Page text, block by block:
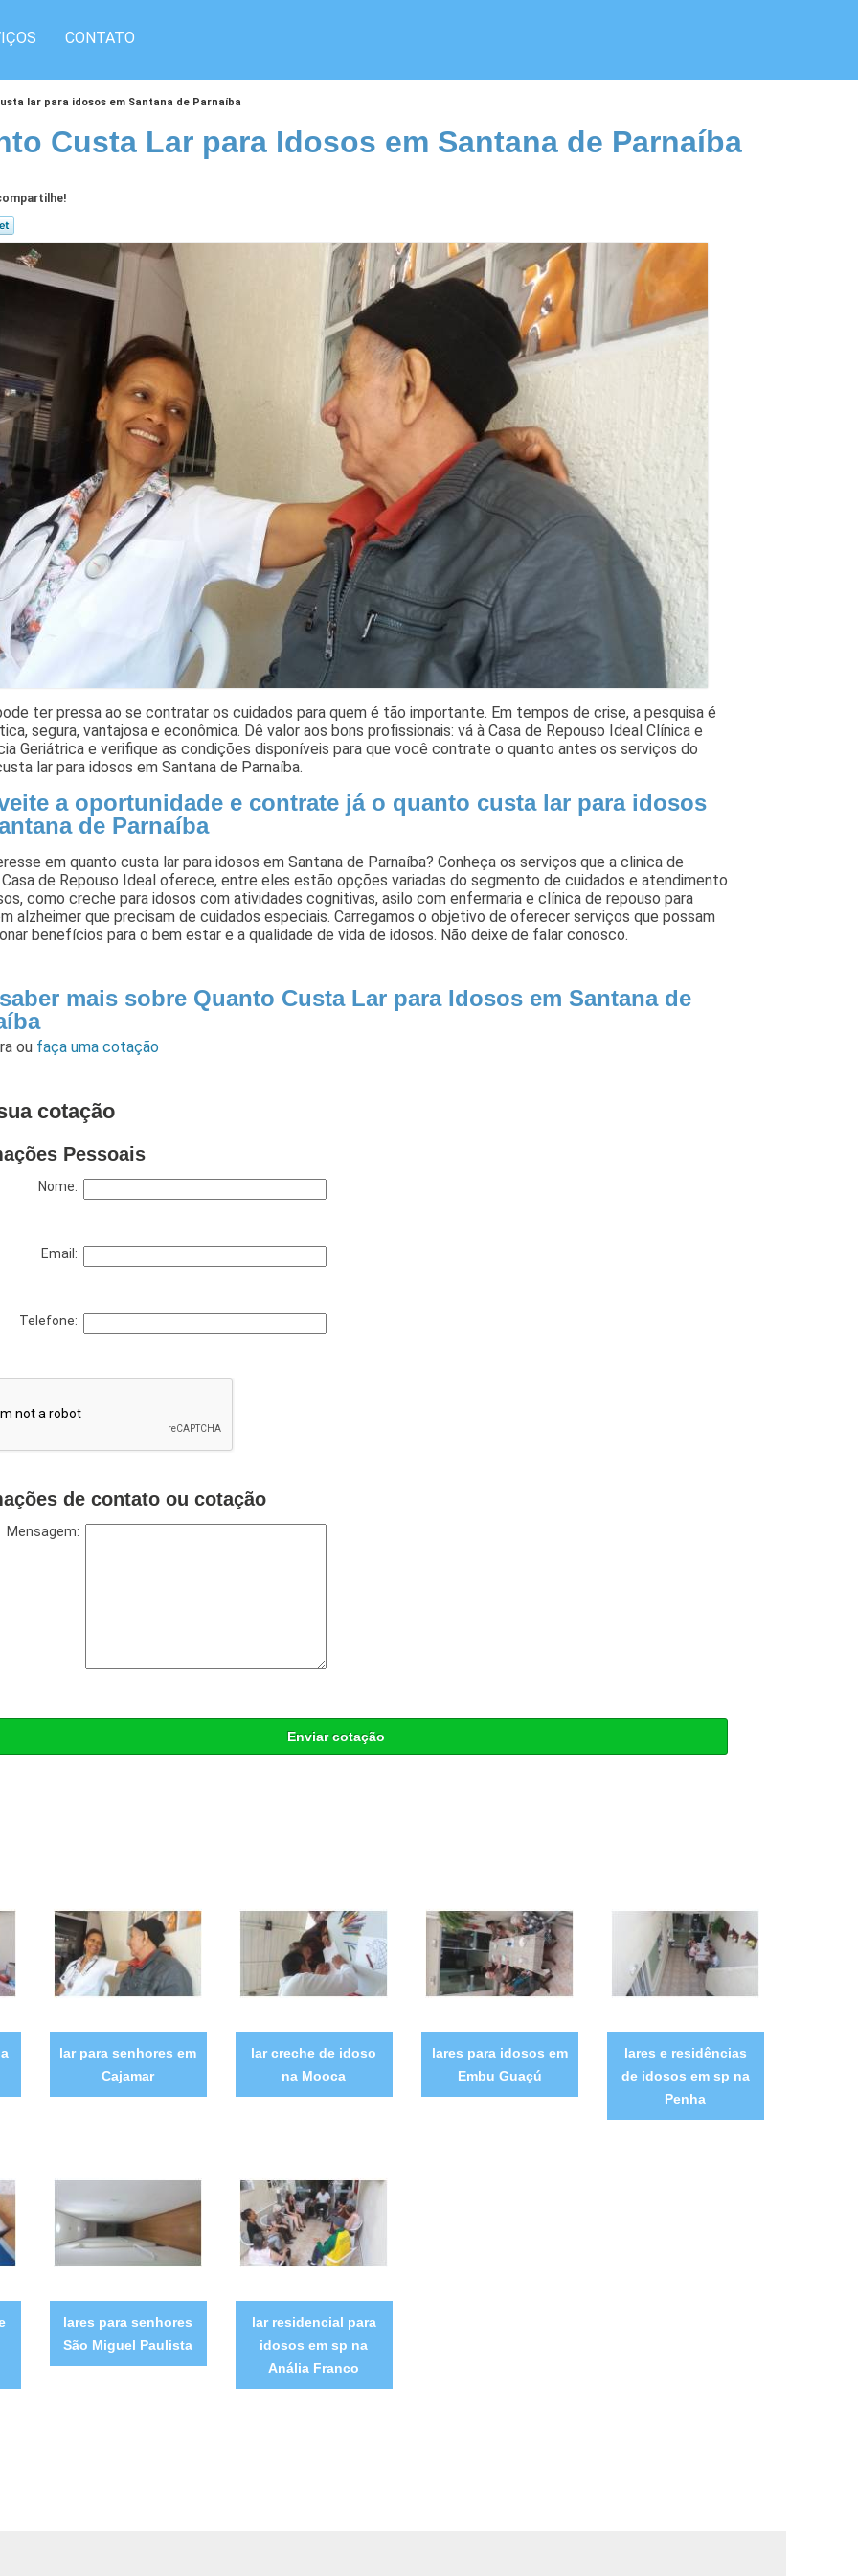
CONTATO
lar para idosos em Santana de Parnaíba
Custa Lar para Idosos em Santana de Parnaíba
ter pressa ao se contratar os cuidados para quem é tão importante. Em tempos de crise, a pesquisa é
segura, vantajosa e econômica. Dê valor aos bons profissionais: vá à Casa de Repouso Ideal Clínica e
Geriátrica e verifique as condições disponíveis para que você contrate o quanto antes os serviços do
lar para idosos em Santana de Parnaíba.
a oportunidade e contrate já o quanto custa lar para idosos
de Parnaíba
em quanto custa lar para idosos em Santana de Parnaíba? Conheça os serviços que a clinica de
de Repouso Ideal oferece, entre eles estão opções variadas do segmento de cuidados e atendimento
como creche para idosos com atividades cognitivas, asilo com enfermaria e clínica de repouso para
alzheimer que precisam de cuidados especiais. Carregamos o objetivo de oferecer serviços que possam
benefícios para o bem estar e a qualidade de vida de idosos. Não deixe de falar conosco.
mais sobre Quanto Custa Lar para Idosos em Santana de
ou faça uma cotação
cotação
Pessoais
Nome:
Email:
Telefone:
de contato ou cotação
Mensagem:
Enviar cotação
lar para senhores em
Cajamar
lar creche de idoso
na Mooca
lares para idosos em
Embu Guaçú
lares e residências
de idosos em sp na
Penha
lares para senhores
São Miguel Paulista
lar residencial para
idosos em sp na
Anália Franco